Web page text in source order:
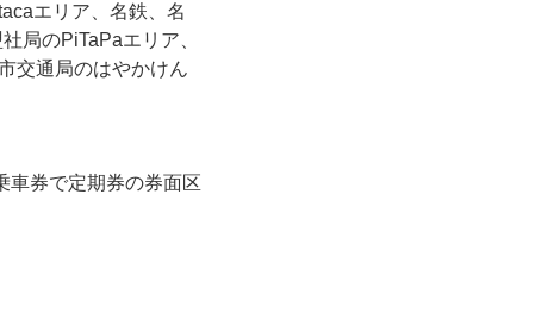
エリア、名鉄、名
局のPiTaPaエリア、
交通局のはやかけん
車券で定期券の券面区